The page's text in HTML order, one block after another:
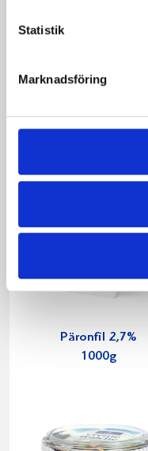
Statistik
Marknadsföring
Päronfil 2,7%
1000g